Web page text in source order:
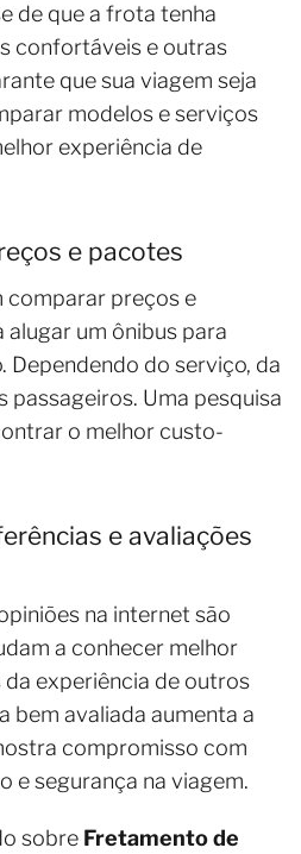
de que a frota tenha
confortáveis e outras
que sua viagem seja
modelos e serviços
experiência de
e pacotes
comparar preços e
um ônibus para
Dependendo do serviço, da
passageiros. Uma pesquisa
o melhor custo-
e avaliações
na internet são
a conhecer melhor
experiência de outros
bem avaliada aumenta a
compromisso com
e segurança na viagem.
sobre Fretamento de